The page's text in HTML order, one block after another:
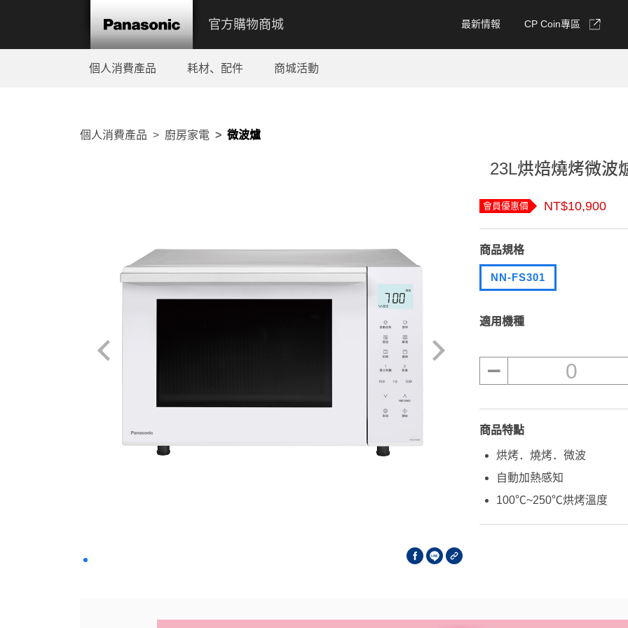
官方購物商城 最新情報 CP Coin專區
個人消費產品 耗材、配件 商城活動
個人消費產品 廚房家電 微波爐
23L烘焙燒烤微波
會員優惠價 NT$10,900
商品規格
NN-FS301
適用機種
0
商品特點
烘烤．燒烤．微波
自動加熱感知
100℃~250℃烘烤溫度